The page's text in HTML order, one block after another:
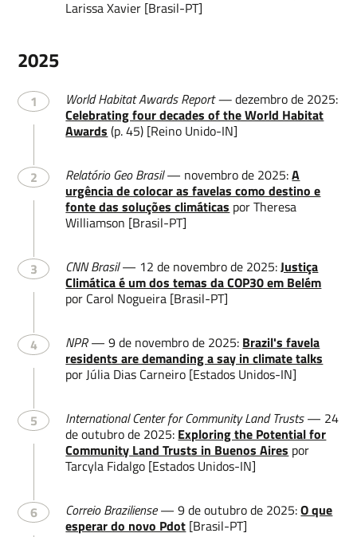
Larissa Xavier [Brasil-PT]
2025
1 World Habitat AwardsReport —dezembro de 2025:
Celebrating four decades of the World Habitat
Awards (p. 45) [Reino Unido-IN]
2 Relatório Geo Brasil— novembro de 2025:A
urgência de colocar as favelas como destino e
fonte das soluções climáticas por Theresa
Williamson [Brasil-PT]
3 CNN Brasil— 12 de novembro de 2025:Justiça
Climática é um dos temas da COP30 em Belém
por Carol Nogueira [Brasil-PT]
4 NPR— 9 de novembro de 2025: Brazil's favela
residents are demanding a say in climate talks
por Júlia Dias Carneiro [Estados Unidos-IN]
5 International Center for Community Land Trusts— 24
de outubro de 2025: Exploring the Potential for
Community Land Trusts in Buenos Aires por
Tarcyla Fidalgo [Estados Unidos-IN]
6 Correio Braziliense— 9 de outubro de 2025:O que
esperar do novo Pdot [Brasil-PT]